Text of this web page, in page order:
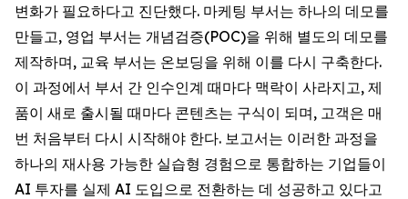
변화가 필요하다고 진단했다. 마케팅 부서는 하나의 데모를
만들고, 영업 부서는 개념검증(POC)을 위해 별도의 데모를
제작하며, 교육 부서는 온보딩을 위해 이를 다시 구축한다.
이 과정에서 부서 간 인수인계 때마다 맥락이 사라지고, 제
품이 새로 출시될 때마다 콘텐츠는 구식이 되며, 고객은 매
번 처음부터 다시 시작해야 한다. 보고서는 이러한 과정을
하나의 재사용 가능한 실습형 경험으로 통합하는 기업들이
AI 투자를 실제 AI 도입으로 전환하는 데 성공하고 있다고